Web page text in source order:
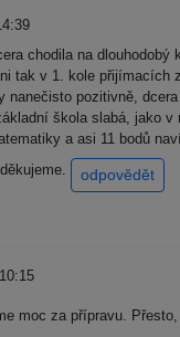
chodila na
tak v 1. kole přijímacích
nanečisto pozitivně,
škola slabá, jako
a asi 11 bodů
odpovědět
moc za přípravu.